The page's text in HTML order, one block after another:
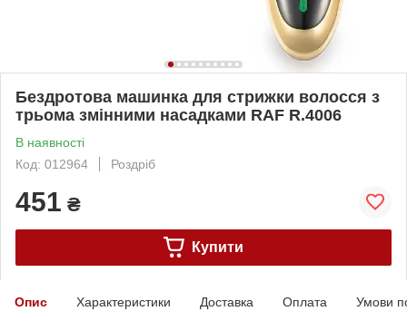
Бездротова машинка для стрижки волосся з
трьома змінними насадками RAF R.4006
В наявності
Код: 012964
Роздріб
451 ₴
Купити
Опис Характеристики Доставка Оплата Умови